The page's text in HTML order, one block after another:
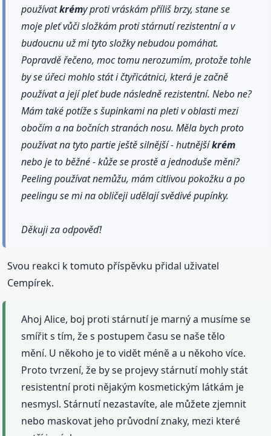
používatkrémy proti vráskám příliš brzy, stane se
moje pleť vůči složkám proti stárnutí rezistentní a v
budoucnu už mi tyto složky nebudou pomáhat.
Popravdě řečeno, moc tomu nerozumím, protože tohle
by se úřeci mohlo stát i čtyřicátnici, která je začně
používat a její pleť bude následně rezistentní. Nebo ne?
Mám také potíže s šupinkami na pleti v oblasti mezi
obočím a na bočních stranách nosu. Měla bych proto
používat na tyto partie ještě silnější - hutnějšíkrém
nebo je to běžné - kůže se prostě a jednoduše měni?
Peeling používat nemůžu, mám citlivou pokožku a po
peelingu se mi na obličeji udělají svědivé pupínky.
Děkuji za odpověď!
Svou reakci k tomuto příspěvku přidal uživatel
Cempírek.
Ahoj Alice, boj proti stárnutí je marný a musíme se
smířit s tím, že s postupem času se naše tělo
mění. U někoho je to vidět méně a u někoho více.
Proto tvrzení, že by se projevy stárnutí mohly stát
resistentní proti nějakým kosmetickým látkám je
nesmysl. Stárnutí nezastavíte, ale můžete zjemnit
nebo maskovat jeho průvodní znaky, mezi které